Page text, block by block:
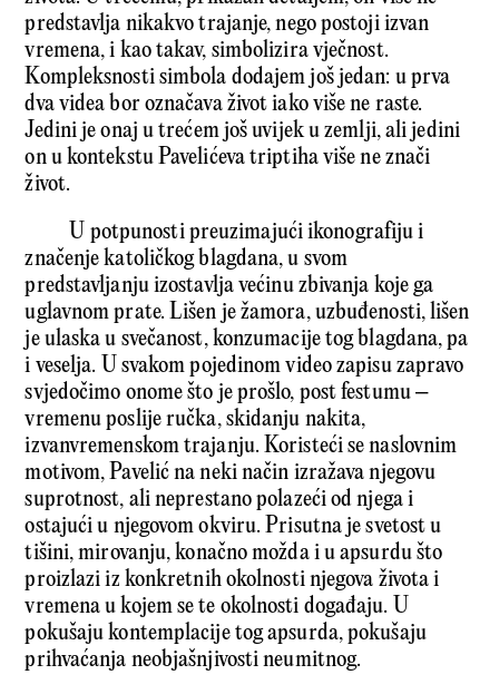
predstavlja nikakvo trajanje, nego postoji izvan
vremena, i kao takav, simbolizira vječnost.
Kompleksnosti simbola dodajem još jedan: u prva
dva videa bor označava život iako više ne raste.
Jedini je onaj u trećem još uvijek u zemlji, ali jedini
on u kontekstu Pavelićeva triptiha više ne znači
život.
U potpunosti preuzimajući ikonografiju i
značenje katolič­kog blagdana, u svom
predstavljanju izostavlja većinu zbivanja koje ga
uglavnom prate. Lišen je žamora, uzbuđe­nosti, lišen
je ulaska u svečanost, konzumacije tog blagdana, pa
i veselja. U svakom pojedinom video zapisu zapravo
svjedočimo onome što je prošlo, post festumu –
vremenu poslije ručka, skidanju nakita,
izvanvremenskom trajanju. Koristeći se naslovnim
motivom, Pavelić na neki način izražava njegovu
suprotnost, ali neprestano polazeći od njega i
ostajući u njegovom okviru. Prisutna je svetost u
tišini, mirovanju, konačno možda i u apsurdu što
proizlazi iz konkretnih okolnosti njegova života i
vremena u kojem se te okolnosti događaju. U
pokušaju kontemplacije tog apsurda, pokušaju
prihvaćanja neobjašnjivosti neumitnog.